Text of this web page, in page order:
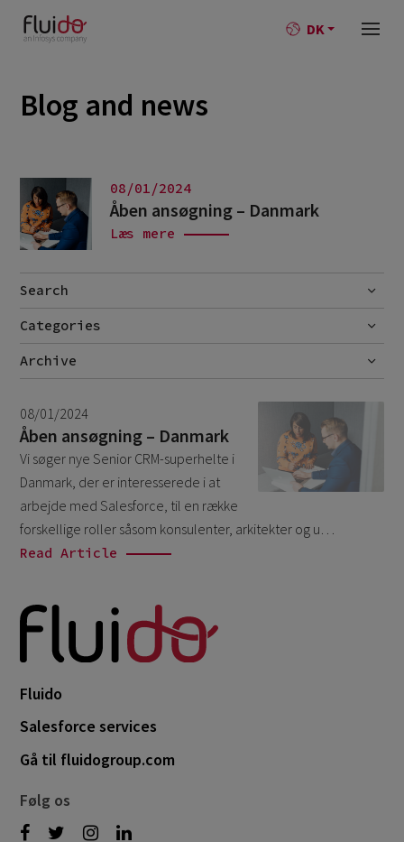
DK
Blog and news
08/01/2024
Åben ansøgning – Danmark
Læs mere
Search
Categories
No categories
Archive
February 2022
08/01/2024
Åben ansøgning – Danmark
Vi søger nye Senior CRM-superhelte i
Danmark, der er interesserede i at
arbejde med Salesforce, til en række
forskellige roller såsom konsulenter, arkitekter og u…
Read Article
Fluido
Salesforce services
Gå til fluidogroup.com
Følg os